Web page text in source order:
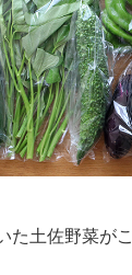
土佐野菜がこ